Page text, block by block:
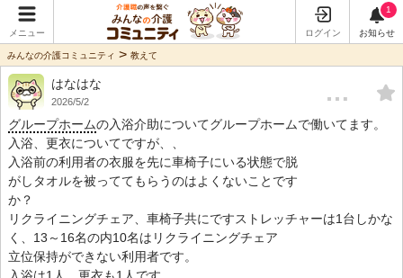
メニュー ログイン
1
お知らせ
みんなの介護コミュニティ > 教えて
はなはな
2026/5/2 …
グループホームの入浴介助についてグループホームで働いてます。
入浴、更衣についてですが、、
入浴前の利用者の衣服を先に車椅子にいる状態で脱
がしタオルを被っててもらうのはよくないことです
か？
リクライニングチェア、車椅子共にですストレッチャーは1台しかな
く、13～16名の内10名はリクライニングチェア
立位保持ができない利用者です。